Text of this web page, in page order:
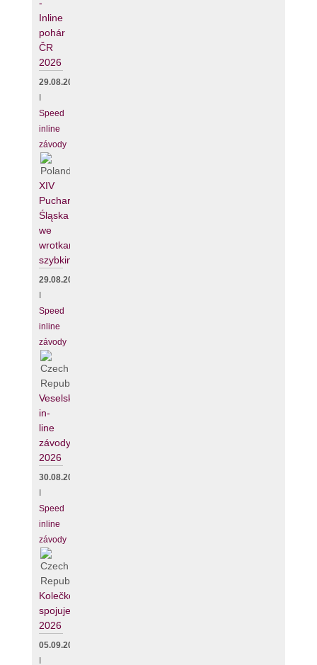
-
Inline
pohár
ČR
2026
29.08.2026
Speed
inline
závody
XIV
Puchar
Śląska
we
wrotkarstwie
szybkim
29.08.2026
Speed
inline
závody
Veselské
in-
line
závody
2026
30.08.2026
Speed
inline
závody
Kolečko
spojuje
2026
05.09.2026